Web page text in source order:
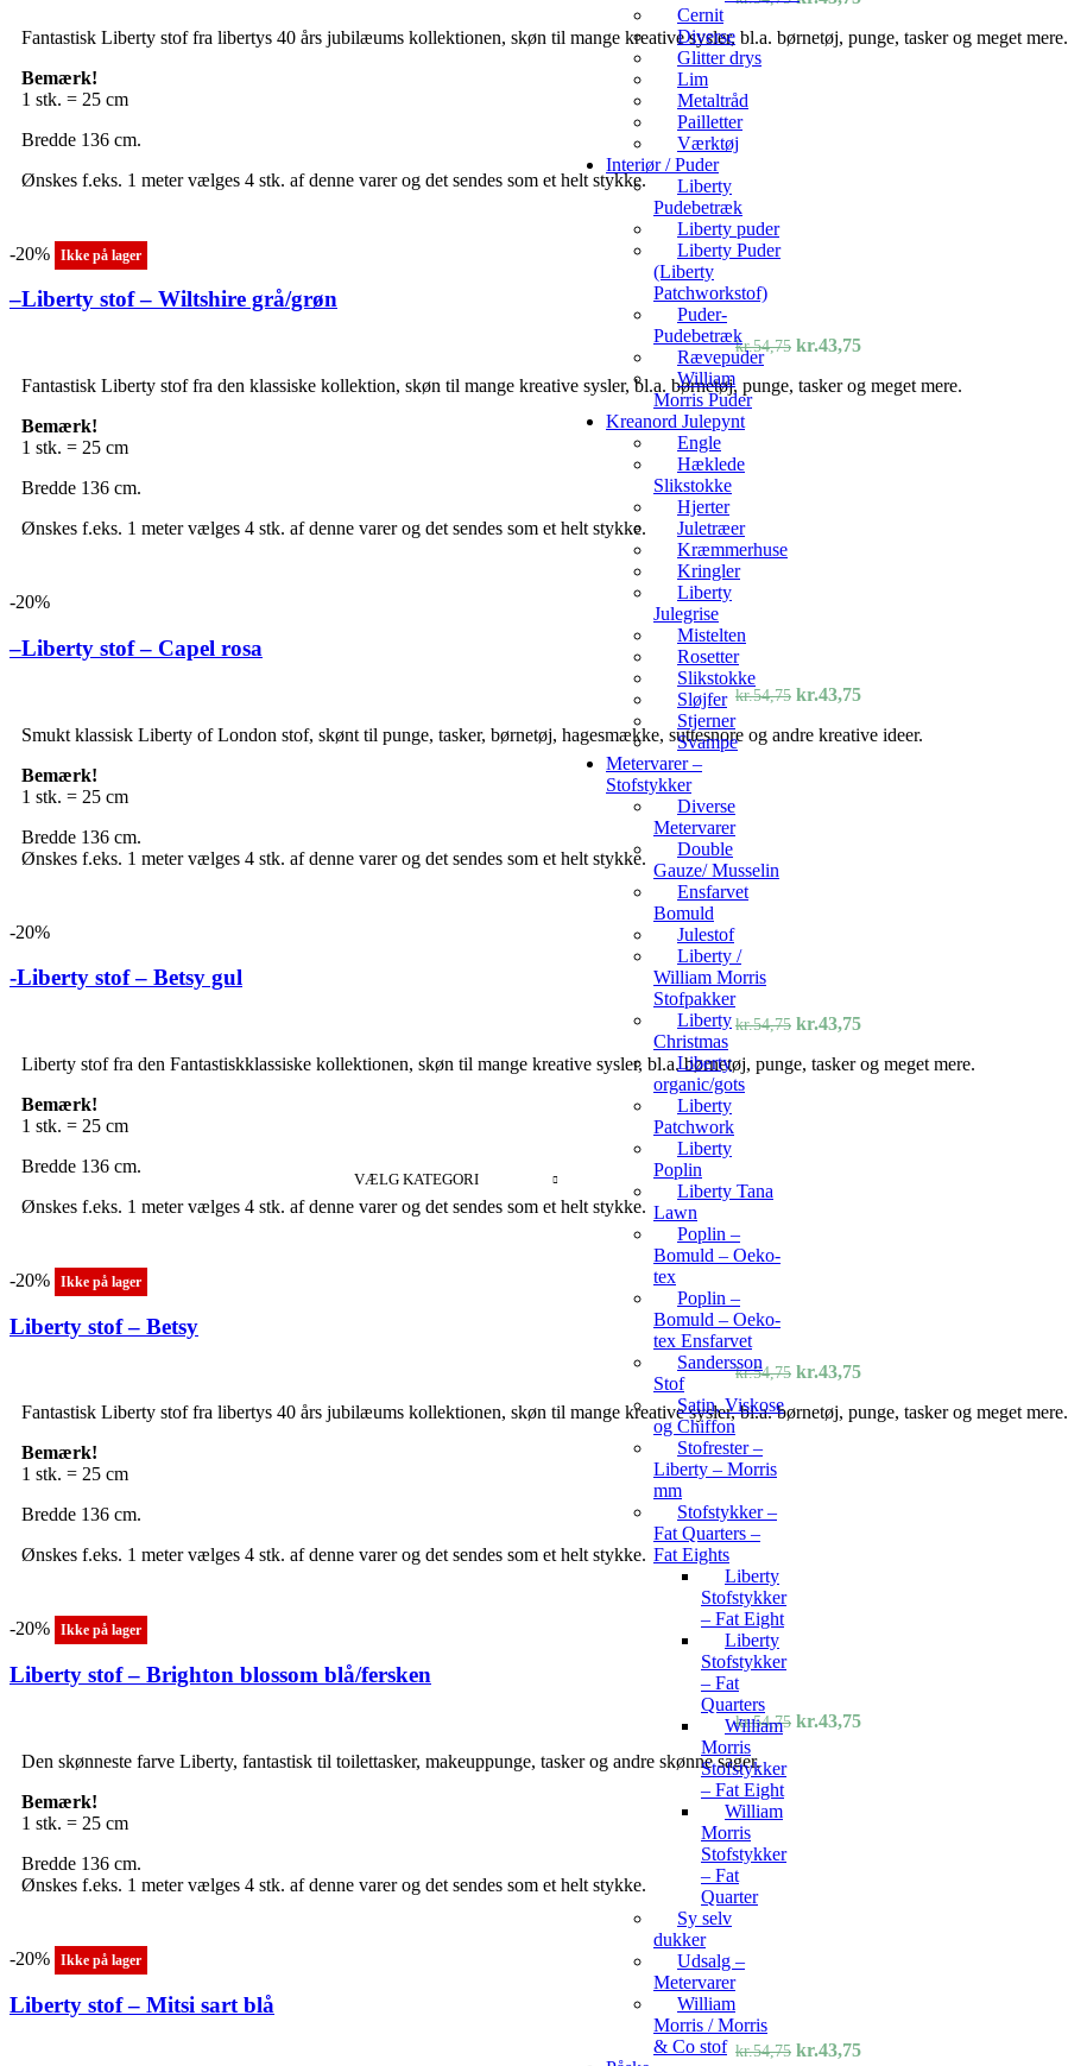
VÆLG KATEGORI
Cernit
Diverse
Glitter drys
Lim
Metaltråd
Pailletter
Værktøj
Interiør / Puder
Liberty
Pudebetræk
Liberty puder
Liberty Puder
(Liberty
Patchworkstof)
Puder-
Pudebetræk
Rævepuder
William
Morris Puder
Kreanord Julepynt
Engle
Hæklede
Slikstokke
Hjerter
Juletræer
Kræmmerhuse
Kringler
Liberty
Julegrise
Mistelten
Rosetter
Slikstokke
Sløjfer
Stjerner
Svampe
Metervarer –
Stofstykker
Diverse
Metervarer
Double
Gauze/ Musselin
Ensfarvet
Bomuld
Julestof
Liberty /
William Morris
Stofpakker
Liberty
Christmas
Liberty
organic/gots
Liberty
Patchwork
Liberty
Poplin
Liberty Tana
Lawn
Poplin –
Bomuld – Oeko-
tex
Poplin –
Bomuld – Oeko-
tex Ensfarvet
Sandersson
Stof
Satin, Viskose
og Chiffon
Stofrester –
Liberty – Morris
mm
Stofstykker –
Fat Quarters –
Fat Eights
Liberty
Stofstykker
– Fat Eight
Liberty
Stofstykker
– Fat
Quarters
William
Morris
Stofstykker
– Fat Eight
William
Morris
Stofstykker
– Fat
Quarter
Sy selv
dukker
Udsalg –
Metervarer
William
Morris / Morris
& Co stof
pris
pris
Fantastisk Liberty stof fra libertys 40 års jubilæums kollektionen, skøn til mange kreative sysler, bl.a. børnetøj, punge, tasker og meget mere.
Bemærk!
1 stk. = 25 cm
Bredde 136 cm.
Ønskes f.eks. 1 meter vælges 4 stk. af denne varer og det sendes som et helt stykke.
-20% Ikke på lager
–Liberty stof – Wiltshire grå/grøn
kr.54,75 Den
pris
kr.43,75Den
pris
Fantastisk Liberty stof fra den klassiske kollektion, skøn til mange kreative sysler, bl.a. børnetøj, punge, tasker og meget mere.
Bemærk!
1 stk. = 25 cm
Bredde 136 cm.
Ønskes f.eks. 1 meter vælges 4 stk. af denne varer og det sendes som et helt stykke.
-20%
–Liberty stof – Capel rosa
kr.54,75 Den
pris
kr.43,75Den
pris
Smukt klassisk Liberty of London stof, skønt til punge, tasker, børnetøj, hagesmække, suttesnore og andre kreative ideer.
Bemærk!
1 stk. = 25 cm
Bredde 136 cm.
Ønskes f.eks. 1 meter vælges 4 stk. af denne varer og det sendes som et helt stykke.
-20%
-Liberty stof – Betsy gul
kr.54,75 Den
pris
kr.43,75Den
pris
Liberty stof fra den Fantastiskklassiske kollektionen, skøn til mange kreative sysler, bl.a. børnetøj, punge, tasker og meget mere.
Bemærk!
1 stk. = 25 cm
Bredde 136 cm.
Ønskes f.eks. 1 meter vælges 4 stk. af denne varer og det sendes som et helt stykke.
-20% Ikke på lager
Liberty stof – Betsy
kr.54,75 Den
pris
kr.43,75Den
pris
Fantastisk Liberty stof fra libertys 40 års jubilæums kollektionen, skøn til mange kreative sysler, bl.a. børnetøj, punge, tasker og meget mere.
Bemærk!
1 stk. = 25 cm
Bredde 136 cm.
Ønskes f.eks. 1 meter vælges 4 stk. af denne varer og det sendes som et helt stykke.
-20% Ikke på lager
Liberty stof – Brighton blossom blå/fersken
kr.54,75 Den
kr.43,75Den
Den skønneste farve Liberty, fantastisk til toilettasker, makeuppunge, tasker og andre skønne sager.
Bemærk!
1 stk. = 25 cm
Bredde 136 cm.
Ønskes f.eks. 1 meter vælges 4 stk. af denne varer og det sendes som et helt stykke.
-20% Ikke på lager
Liberty stof – Mitsi sart blå
kr.54,75 Den
kr.43,75Den